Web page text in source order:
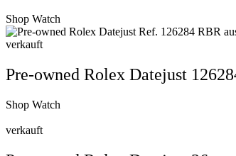
Shop Watch
verkauft
Pre-owned Rolex Datejust
Shop Watch
verkauft